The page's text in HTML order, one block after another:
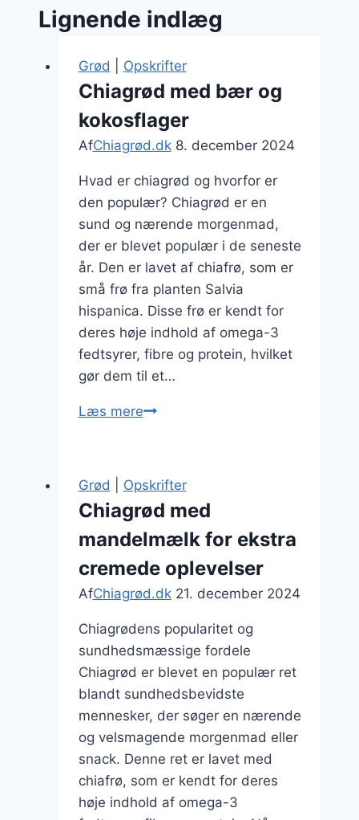
Lignende indlæg
Grød Opskrifter
Chiagrød med bær og
kokosflager
AfChiagrød.dk 8. december 2024
Hvad er chiagrød og hvorfor er
den populær? Chiagrød er en
sund og nærende morgenmad,
der er blevet populær i de seneste
år. Den er lavet af chiafrø, som er
små frø fra planten Salvia
hispanica. Disse frø er kendt for
deres høje indhold af omega-3
fedtsyrer, fibre og protein, hvilket
gør dem til et…
Læs mereChiagrød
kokosflager
Grød Opskrifter
Chiagrød med
mandelmælk for ekstra
cremede oplevelser
AfChiagrød.dk 21. december 2024
Chiagrødens popularitet og
sundhedsmæssige fordele
Chiagrød er blevet en populær ret
blandt sundhedsbevidste
mennesker, der søger en nærende
og velsmagende morgenmad eller
snack. Denne ret er lavet med
chiafrø, som er kendt for deres
høje indhold af omega-3